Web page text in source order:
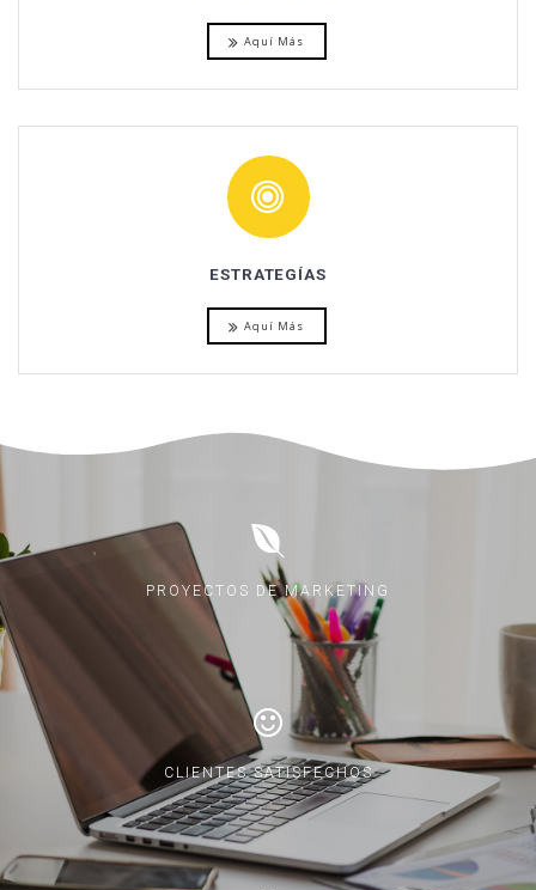
Aquí Más
ESTRATEGÍAS
Aquí Más
PROYECTOS DE MARKETING
CLIENTES SATISFECHOS